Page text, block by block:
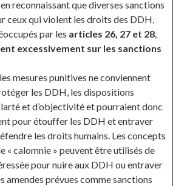
reconnaissant que diverses sanctions
ceux qui violent les droits des DDH,
par les articles 26, 27 et 28,
excessivement sur les sanctions
mesures punitives ne conviennent
les DDH, les dispositions
et d’objectivité et pourraient donc
pour étouffer les DDH et entraver
les droits humains. Les concepts
« calomnie » peuvent être utilisés de
pour nuire aux DDH ou entraver
amendes prévues comme sanctions